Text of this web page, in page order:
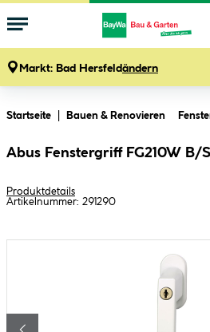
Markt: Bad Hersfeldändern
Startseite Bauen & Renovieren
Abus Fenstergriff FG210W B/
Produktdetails
Artikelnummer: 291290